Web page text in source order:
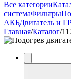
Все категории
системаФильтры
АКБДвигатель и
Главная/Каталог/